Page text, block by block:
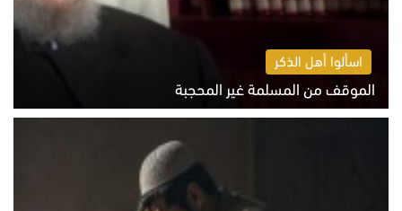
اسألوا أهل الذكر
الموقف من المسلمة غير المحجبة
الخميس 6 أغسطس 2026 10:45 ص